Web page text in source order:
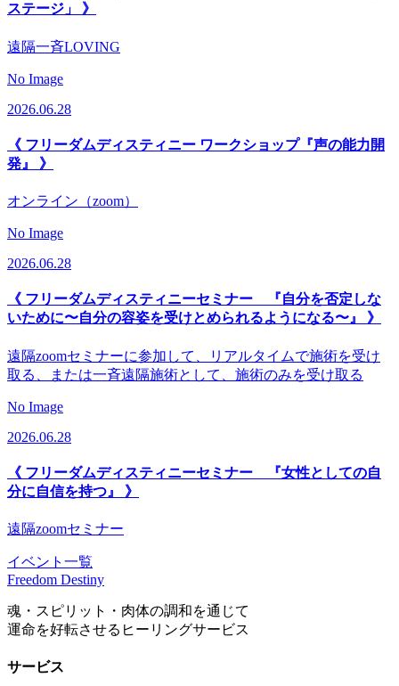
ステージ」 》
遠隔一斉LOVING
No Image
2026.06.28
《 フリーダムディスティニー ワークショップ『声の能力開
発』 》
オンライン（zoom）
No Image
2026.06.28
《 フリーダムディスティニーセミナー 『自分を否定しな
いために〜自分の容姿を受けとめられるようになる〜』 》
遠隔zoomセミナーに参加して、リアルタイムで施術を受け
取る、または一斉遠隔施術として、施術のみを受け取る
No Image
2026.06.28
《 フリーダムディスティニーセミナー 『女性としての自
分に自信を持つ』 》
遠隔zoomセミナー
イベント一覧
Freedom Destiny
魂・スピリット・肉体の調和を通じて
運命を好転させるヒーリングサービス
サービス